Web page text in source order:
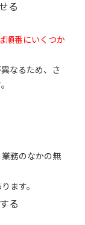
る
順番にいくつか
なるため、さ
務のなかの無
ます。
る